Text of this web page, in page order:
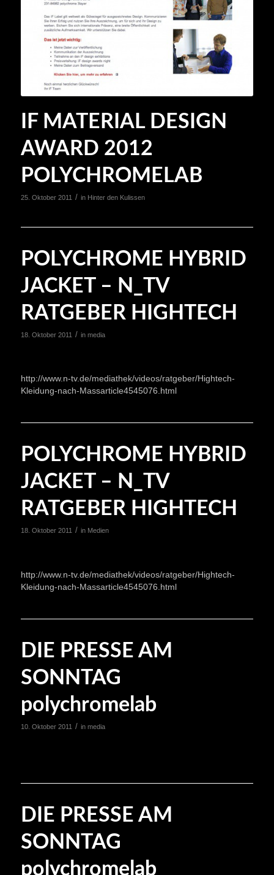
IF MATERIAL DESIGN
AWARD 2012
POLYCHROMELAB
25. Oktober 2011 / in Hinter den Kulissen
POLYCHROME HYBRID
JACKET – N_TV
RATGEBER HIGHTECH
18. Oktober 2011 / in media
http://www.n-tv.de/mediathek/videos/ratgeber/Hightech-
Kleidung-nach-Massarticle4545076.html
POLYCHROME HYBRID
JACKET – N_TV
RATGEBER HIGHTECH
18. Oktober 2011 / in Medien
http://www.n-tv.de/mediathek/videos/ratgeber/Hightech-
Kleidung-nach-Massarticle4545076.html
DIE PRESSE AM
SONNTAG
polychromelab
10. Oktober 2011 / in media
DIE PRESSE AM
SONNTAG
polychromelab